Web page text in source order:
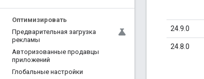
Оптимизировать
Предварительная загрузка
рекламы
Авторизованные продавцы
приложений
Глобальные настройки
24.9.0
24.8.0